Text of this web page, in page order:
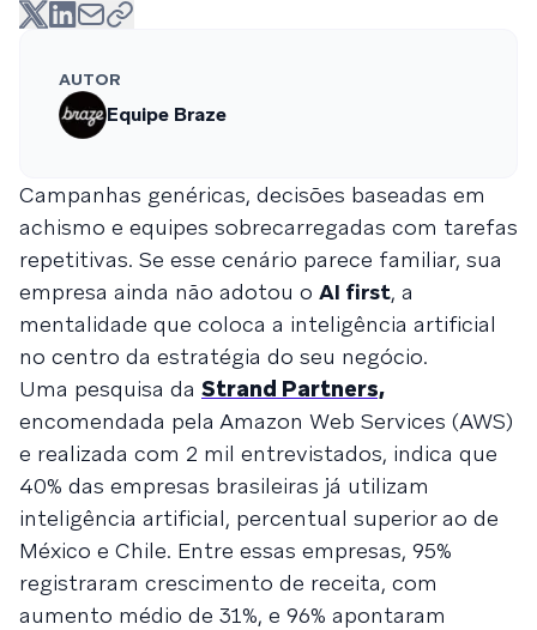
AUTOR
Equipe Braze
Campanhas genéricas, decisões baseadas em
achismo e equipes sobrecarregadas com tarefas
repetitivas. Se esse cenário parece familiar, sua
empresa ainda não adotou o AI first, a
mentalidade que coloca a inteligência artificial
no centro da estratégia do seu negócio.
Uma pesquisa da Strand Partners,
encomendada pela Amazon Web Services (AWS)
e realizada com 2 mil entrevistados, indica que
40% das empresas brasileiras já utilizam
inteligência artificial, percentual superior ao de
México e Chile. Entre essas empresas, 95%
registraram crescimento de receita, com
aumento médio de 31%, e 96% apontaram